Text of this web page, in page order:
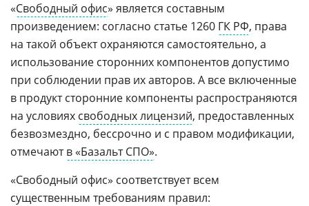
«Свободный офис» является составным
произведением: согласно статье 1260 ГК РФ, права
на такой объект охраняются самостоятельно, а
использование сторонних компонентов допустимо
при соблюдении прав их авторов. А все включенные
в продукт сторонние компоненты распространяются
на условиях свободных лицензий, предоставленных
безвозмездно, бессрочно и с правом модификации,
отмечаютв «Базальт СПО».
«Свободный офис» соответствует всем
существенным требованиям правил: